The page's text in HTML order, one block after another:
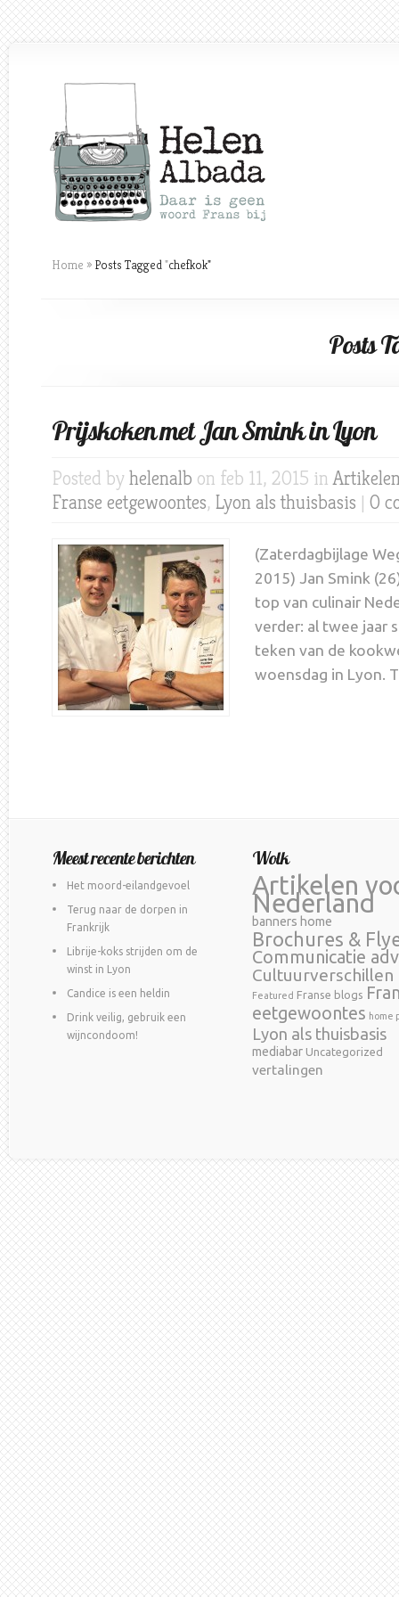
Home » Posts Tagged"chefkok"
Posts
Prijskoken met Jan Smink in Lyon
Posted by helenalb on feb 11, 2015 in
Franse eetgewoontes, Lyon als thuisbasis | 0
(Zaterdagbijlage
2015) Jan Smink
top van culinair
verder: al twee jaar
teken van de
woensdag in Lyon.
Meest recente berichten
Het moord-eilandgevoel
Terug naar de dorpen in
Frankrijk
Librije-koks strijden om de
winst in Lyon
Candice is een heldin
Drink veilig, gebruik een
wijncondoom!
Wolk
Artikelen
Nederland
banners home
Brochures &
Communicatie
Cultuurverschillen
Featured Franse blogs
eetgewoontes home
Lyon als thuisbasis
mediabar Uncategorized
vertalingen